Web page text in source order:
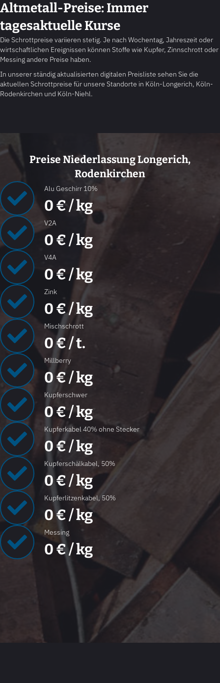
Altmetall-Preise: Immer
tagesaktuelle Kurse
Die Schrottpreise variieren stetig. Je nach Wochentag, Jahreszeit oder
wirtschaftlichen Ereignissen können Stoffe wie Kupfer, Zinnschrott oder
Messing andere Preise haben.
In unserer ständig aktualisierten digitalen Preisliste sehen Sie die
aktuellen Schrottpreise für unsere Standorte in Köln-Longerich, Köln-
Rodenkirchen und Köln-Niehl.
Preise Niederlassung Longerich,
Rodenkirchen
Alu Geschirr 10%
0€ / kg
V2A
0€ / kg
V4A
0€ / kg
Zink
0€ / kg
Mischschrott
0€ / t.
Millberry
0€ / kg
Kupferschwer
0€ / kg
Kupferkabel 40% ohne Stecker
0€ / kg
Kupferschälkabel, 50%
0€ / kg
Kupferlitzenkabel, 50%
0€ / kg
Messing
0€ / kg
Die angegebenen Preise sind freibleibend, frei geliefert zu unserem
Lager in Köln und gelten für eine Abgabemenge ab 50 kg je Sorte.
Bei kleineren Menge erfolgt ein geringer Preisabzug. Bei Anlieferung
bitte unbedingt Personalausweis bereithalten. Eisenschrott wird ab
einer Anliefermenge von mind. 100 kg vergütet.